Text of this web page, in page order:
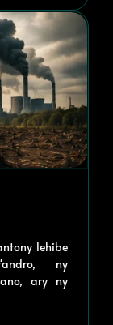
lehibe
ny
ary ny